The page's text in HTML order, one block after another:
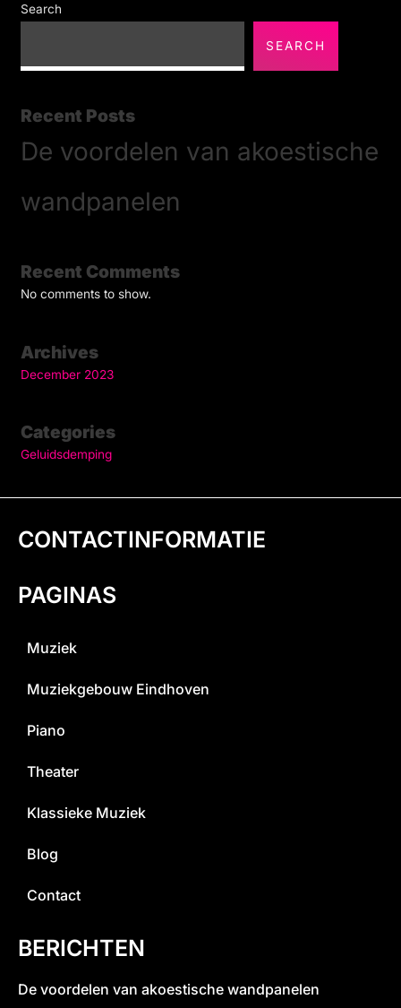
Search
SEARCH
Recent Posts
De voordelen van akoestische
wandpanelen
Recent Comments
No comments to show.
Archives
December 2023
Categories
Geluidsdemping
CONTACTINFORMATIE
PAGINAS
Muziek
Muziekgebouw Eindhoven
Piano
Theater
Klassieke Muziek
Blog
Contact
BERICHTEN
De voordelen van akoestische wandpanelen